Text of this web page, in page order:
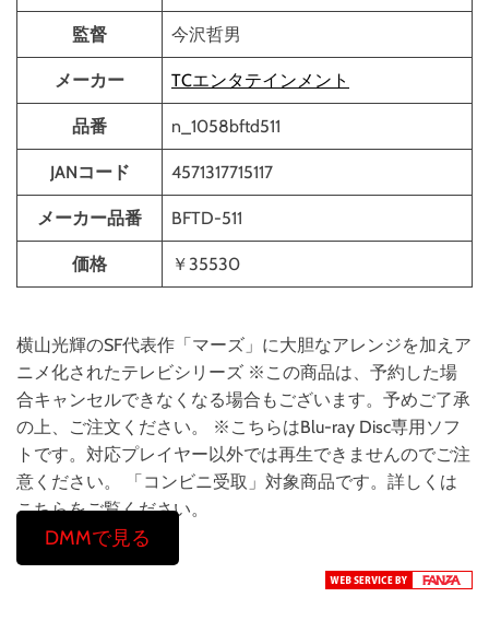
監督 今沢哲男
メーカー TCエンタテインメント
品番 n_1058bftd511
JANコード 4571317715117
メーカー品番 BFTD-511
価格 ￥35530
横山光輝のSF代表作「マーズ」に大胆なアレンジを加えア
ニメ化されたテレビシリーズ ※この商品は、予約した場
合キャンセルできなくなる場合もございます。予めご了承
の上、ご注文ください。 ※こちらはBlu-ray Disc専用ソフ
トです。対応プレイヤー以外では再生できませんのでご注
意ください。 「コンビニ受取」対象商品です。詳しくは
こちらをご覧ください。
DMMで見る